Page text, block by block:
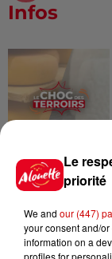
Infos
Le
priorité
We and our (447)
your consent and/
information on a
profiles for